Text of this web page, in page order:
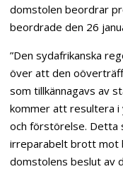
domstolen beordrar
beordrade den 26
”Den sydafrikanska
över att den
som tillkännagavs av
kommer att resultera
och förstörelse. Detta
irreparabelt brott mot
domstolens beslut av